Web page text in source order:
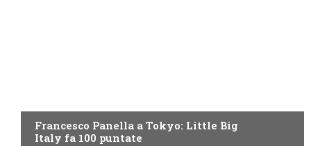
Francesco Panella a Tokyo: Little Big
Italy fa 100 puntate